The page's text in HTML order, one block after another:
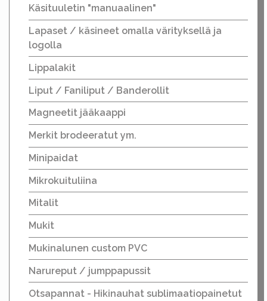
Käsituuletin "manuaalinen"
Lapaset / käsineet omalla värityksellä ja
logolla
Lippalakit
Liput / Faniliput / Banderollit
Magneetit jääkaappi
Merkit brodeeratut ym.
Minipaidat
Mikrokuituliina
Mitalit
Mukit
Mukinalunen custom PVC
Narureput / jumppapussit
Otsapannat - Hikinauhat sublimaatiopainetut